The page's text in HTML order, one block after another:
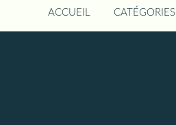
ACCUEIL CATÉGORIES